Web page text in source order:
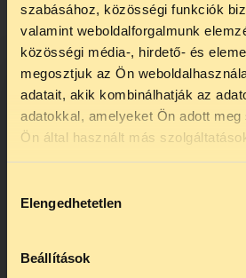
szabásához, közösségi funkciók
valamint weboldalforgalmunk
közösségi média-, hirdető- és
megosztjuk az Ön
adatait, akik kombinálhatják az
adatokkal, amelyeket Ön adott
Ön által használt más
kiválasztása
Elengedhetetlen
Beállítások
Az új alkotmány
értékrendet állít
alkotmány kirekeszti
gondolkoznak. A
világkép az alapjogok
szerepet játszhat.
Az új alkotmány
polgárokként kezeli a
tartalmazza a szexuális
kizárja, hogy a jövőben
TELEFONOS
SZÜNET!
hogytelefonos
telefonos jogsegély
kedden, 13 és 15 óra között